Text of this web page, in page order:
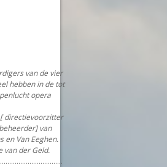
van de vier
hebben in de tot
opera
directievoorzitter
van
en Van Eeghen.
van der Geld.